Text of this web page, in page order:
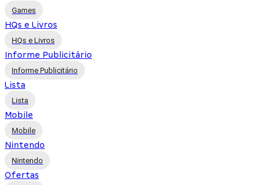
Games
HQs e Livros
HQs e Livros
Informe Publicitário
Informe Publicitário
Lista
Lista
Mobile
Mobile
Nintendo
Nintendo
Ofertas